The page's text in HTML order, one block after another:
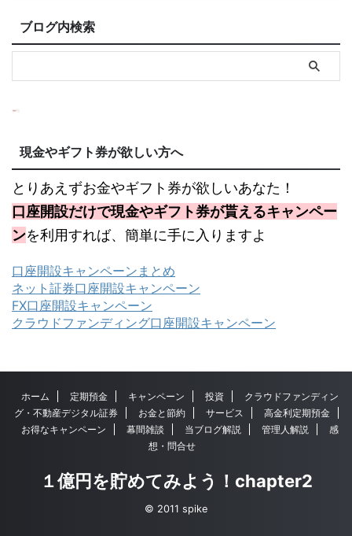
ブログ内検索
現金やギフト券が欲しい方へ
とりあえずお金やギフト券が欲しいあなた！
口座開設だけで現金やギフト券が貰えるキャンペー
ンを利用すれば、簡単に手に入りますよ
口座開設キャンペーンまとめ
ネット証券口座開設キャンペーン
FX口座開設キャンペーン
クラウドファンディング口座開設キャンペーン
ホーム 定期預金 キャンペーン 投資
クラウドファンディン
グ・不動産デジタル証券
お金と節約 サービス
高金利定期預金
お得なキャンペーン
幕間雑談 当ブログ解説 管理人解説
感
想・問合せ
１億円を貯めてみよう！chapter2
© 2011 spike